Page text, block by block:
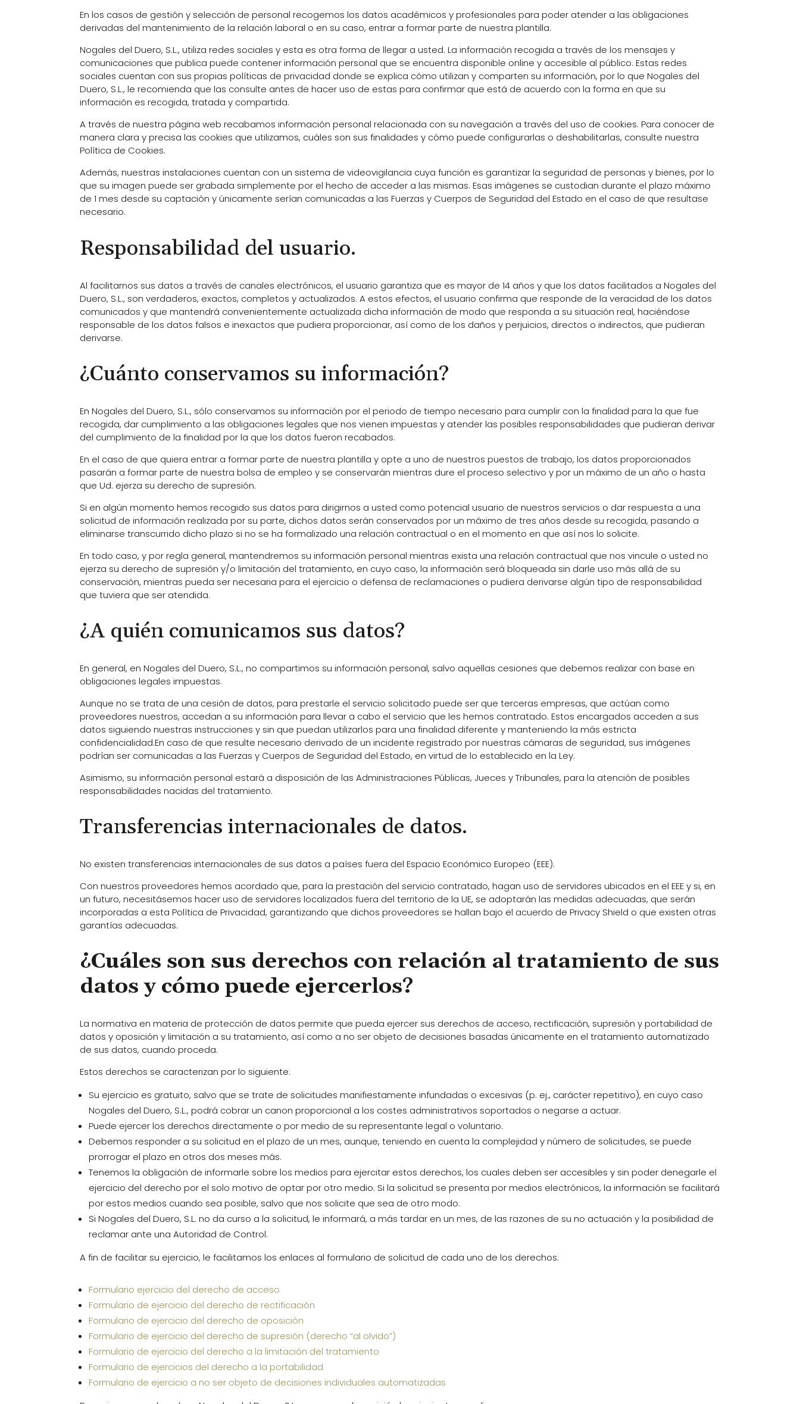
En los casos de gestión y selección de personal recogemos los datos académicos y profesionales para poder atender a las obligaciones
derivadas del mantenimiento de la relación laboral o en su caso, entrar a formar parte de nuestra plantilla.
Nogales del Duero, S.L., utiliza redes sociales y esta es otra forma de llegar a usted. La información recogida a través de los mensajes y
comunicaciones que publica puede contener información personal que se encuentra disponible online y accesible al público. Estas redes
sociales cuentan con sus propias políticas de privacidad donde se explica cómo utilizan y comparten su información, por lo que Nogales del
Duero, S.L., le recomienda que las consulte antes de hacer uso de estas para confirmar que está de acuerdo con la forma en que su
información es recogida, tratada y compartida.
A través de nuestra página web recabamos información personal relacionada con su navegación a través del uso de cookies. Para conocer de
manera clara y precisa las cookies que utilizamos, cuáles son sus finalidades y cómo puede configurarlas o deshabilitarlas, consulte nuestra
Política de Cookies.
Además, nuestras instalaciones cuentan con un sistema de videovigilancia cuya función es garantizar la seguridad de personas y bienes, por lo
que su imagen puede ser grabada simplemente por el hecho de acceder a las mismas. Esas imágenes se custodian durante el plazo máximo
de 1 mes desde su captación y únicamente serían comunicadas a las Fuerzas y Cuerpos de Seguridad del Estado en el caso de que resultase
necesario.
Responsabilidad del usuario.
Al facilitarnos sus datos a través de canales electrónicos, el usuario garantiza que es mayor de 14 años y que los datos facilitados a Nogales del
Duero, S.L., son verdaderos, exactos, completos y actualizados. A estos efectos, el usuario confirma que responde de la veracidad de los datos
comunicados y que mantendrá convenientemente actualizada dicha información de modo que responda a su situación real, haciéndose
responsable de los datos falsos e inexactos que pudiera proporcionar, así como de los daños y perjuicios, directos o indirectos, que pudieran
derivarse.
¿Cuánto conservamos su información?
En Nogales del Duero, S.L., sólo conservamos su información por el periodo de tiempo necesario para cumplir con la finalidad para la que fue
recogida, dar cumplimiento a las obligaciones legales que nos vienen impuestas y atender las posibles responsabilidades que pudieran derivar
del cumplimiento de la finalidad por la que los datos fueron recabados.
En el caso de que quiera entrar a formar parte de nuestra plantilla y opte a uno de nuestros puestos de trabajo, los datos proporcionados
pasarán a formar parte de nuestra bolsa de empleo y se conservarán mientras dure el proceso selectivo y por un máximo de un año o hasta
que Ud. ejerza su derecho de supresión.
Si en algún momento hemos recogido sus datos para dirigirnos a usted como potencial usuario de nuestros servicios o dar respuesta a una
solicitud de información realizada por su parte, dichos datos serán conservados por un máximo de tres años desde su recogida, pasando a
eliminarse transcurrido dicho plazo si no se ha formalizado una relación contractual o en el momento en que así nos lo solicite.
En todo caso, y por regla general, mantendremos su información personal mientras exista una relación contractual que nos vincule o usted no
ejerza su derecho de supresión y/o limitación del tratamiento, en cuyo caso, la información será bloqueada sin darle uso más allá de su
conservación, mientras pueda ser necesaria para el ejercicio o defensa de reclamaciones o pudiera derivarse algún tipo de responsabilidad
que tuviera que ser atendida.
¿A quién comunicamos sus datos?
En general, en Nogales del Duero, S.L., no compartimos su información personal, salvo aquellas cesiones que debemos realizar con base en
obligaciones legales impuestas.
Aunque no se trata de una cesión de datos, para prestarle el servicio solicitado puede ser que terceras empresas, que actúan como
proveedores nuestros, accedan a su información para llevar a cabo el servicio que les hemos contratado. Estos encargados acceden a sus
datos siguiendo nuestras instrucciones y sin que puedan utilizarlos para una finalidad diferente y manteniendo la más estricta
confidencialidad.En caso de que resulte necesario derivado de un incidente registrado por nuestras cámaras de seguridad, sus imágenes
podrían ser comunicadas a las Fuerzas y Cuerpos de Seguridad del Estado, en virtud de lo establecido en la Ley.
Asimismo, su información personal estará a disposición de las Administraciones Públicas, Jueces y Tribunales, para la atención de posibles
responsabilidades nacidas del tratamiento.
Transferencias internacionales de datos.
No existen transferencias internacionales de sus datos a países fuera del Espacio Económico Europeo (EEE).
Con nuestros proveedores hemos acordado que, para la prestación del servicio contratado, hagan uso de servidores ubicados en el EEE y si, en
un futuro, necesitásemos hacer uso de servidores localizados fuera del territorio de la UE, se adoptarán las medidas adecuadas, que serán
incorporadas a esta Política de Privacidad, garantizando que dichos proveedores se hallan bajo el acuerdo de Privacy Shield o que existen otras
garantías adecuadas.
¿Cuáles son sus derechos con relación al tratamiento de sus
datos y cómo puede ejercerlos?
La normativa en materia de protección de datos permite que pueda ejercer sus derechos de acceso, rectificación, supresión y portabilidad de
datos y oposición y limitación a su tratamiento, así como a no ser objeto de decisiones basadas únicamente en el tratamiento automatizado
de sus datos, cuando proceda.
Estos derechos se caracterizan por lo siguiente:
Su ejercicio es gratuito, salvo que se trate de solicitudes manifiestamente infundadas o excesivas (p. ej., carácter repetitivo), en cuyo caso
Nogales del Duero, S.L., podrá cobrar un canon proporcional a los costes administrativos soportados o negarse a actuar.
Puede ejercer los derechos directamente o por medio de su representante legal o voluntario.
Debemos responder a su solicitud en el plazo de un mes, aunque, teniendo en cuenta la complejidad y número de solicitudes, se puede
prorrogar el plazo en otros dos meses más.
Tenemos la obligación de informarle sobre los medios para ejercitar estos derechos, los cuales deben ser accesibles y sin poder denegarle el
ejercicio del derecho por el solo motivo de optar por otro medio. Si la solicitud se presenta por medios electrónicos, la información se facilitará
por estos medios cuando sea posible, salvo que nos solicite que sea de otro modo.
Si Nogales del Duero, S.L. no da curso a la solicitud, le informará, a más tardar en un mes, de las razones de su no actuación y la posibilidad de
reclamar ante una Autoridad de Control.
A fin de facilitar su ejercicio, le facilitamos los enlaces al formulario de solicitud de cada uno de los derechos:
Formulario ejercicio del derecho de acceso
Formulario de ejercicio del derecho de rectificación
Formulario de ejercicio del derecho de oposición
Formulario de ejercicio del derecho de supresión (derecho “al olvido”)
Formulario de ejercicio del derecho a la limitación del tratamiento
Formulario de ejercicios del derecho a la portabilidad
Formulario de ejercicio a no ser objeto de decisiones individuales automatizadas